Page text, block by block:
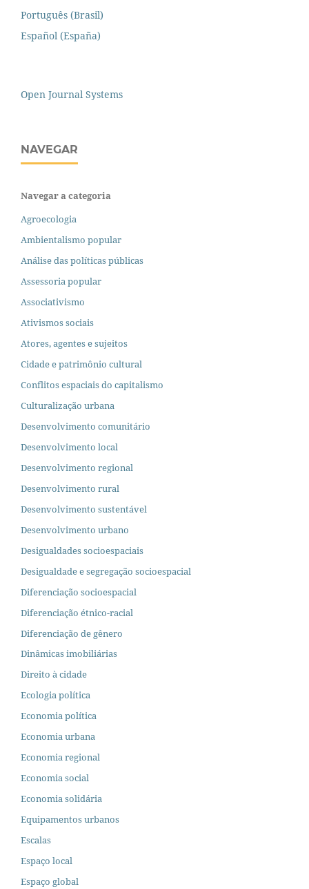
Português (Brasil)
Español (España)
Open Journal Systems
NAVEGAR
Navegar a categoria
Agroecologia
Ambientalismo popular
Análise das políticas públicas
Assessoria popular
Associativismo
Ativismos sociais
Atores, agentes e sujeitos
Cidade e patrimônio cultural
Conflitos espaciais do capitalismo
Culturalização urbana
Desenvolvimento comunitário
Desenvolvimento local
Desenvolvimento regional
Desenvolvimento rural
Desenvolvimento sustentável
Desenvolvimento urbano
Desigualdades socioespaciais
Desigualdade e segregação socioespacial
Diferenciação socioespacial
Diferenciação étnico-racial
Diferenciação de gênero
Dinâmicas imobiliárias
Direito à cidade
Ecologia política
Economia política
Economia urbana
Economia regional
Economia social
Economia solidária
Equipamentos urbanos
Escalas
Espaço local
Espaço global